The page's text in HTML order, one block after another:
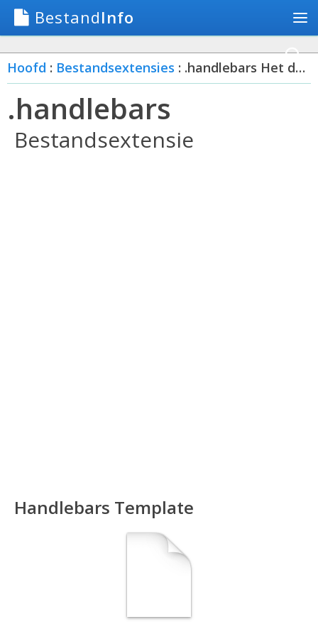
BestandInfo
Hoofd : Bestandsextensies : .handlebars Het dossier
.handlebars
Bestandsextensie
Handlebars Template